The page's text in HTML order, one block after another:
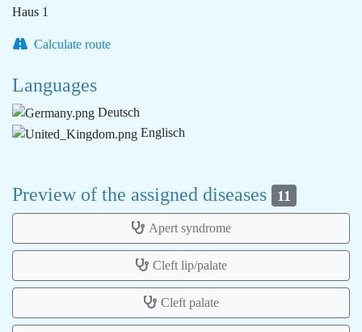
Haus 1
Calculate route
Languages
Deutsch
Englisch
Preview of the assigned diseases 11
Apert syndrome
Cleft lip/palate
Cleft palate